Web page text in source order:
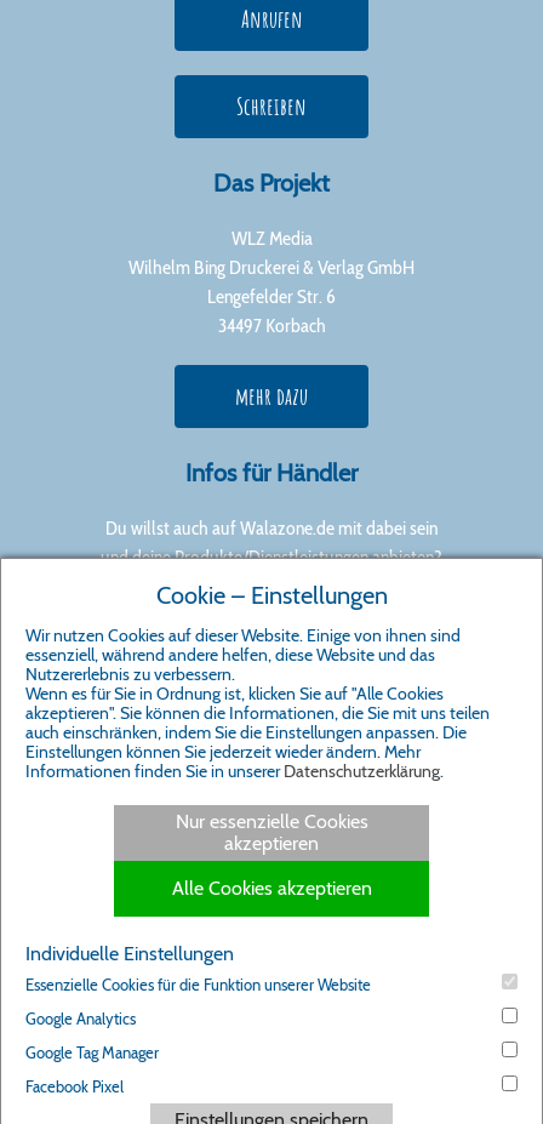
Anrufen
Schreiben
Das Projekt
WLZ Media
Wilhelm Bing Druckerei & Verlag GmbH
Lengefelder Str. 6
34497 Korbach
mehr dazu
Infos für Händler
Du willst auch auf Walazone.de mit dabei sein
und deine Produkte/Dienstleistungen anbieten?
mitmachen
Impressum
Cookie – Einstellungen
Wir nutzen Cookies auf dieser Website. Einige von ihnen sind
essenziell, während andere helfen, diese Website und das
Nutzererlebnis zu verbessern.
Wenn es für Sie in Ordnung ist, klicken Sie auf "Alle Cookies
akzeptieren". Sie können die Informationen, die Sie mit uns teilen
auch einschränken, indem Sie die Einstellungen anpassen. Die
Einstellungen können Sie jederzeit wieder ändern. Mehr
Informationen finden Sie in unsererDatenschutzerklärung.
Nur essenzielle Cookies
akzeptieren
Alle Cookies akzeptieren
Individuelle Einstellungen
Essenzielle Cookies für die Funktion unserer Website
Google Analytics
Google Tag Manager
Facebook Pixel